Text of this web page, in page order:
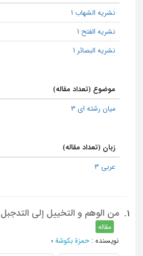
نشریه الشهاب 1
نشریه الفتح 1
نشریه البصائر 1
موضوع (تعداد مقاله)
میان رشته ای 3
زبان (تعداد مقاله)
عربی 3
1. من الوهم و التخییل إلی التدجبل
مقاله
نویسنده : حمزة بکوشة ؛